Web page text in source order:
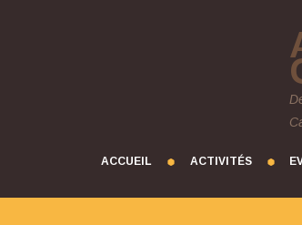
ACCUEIL ACTIVITÉS